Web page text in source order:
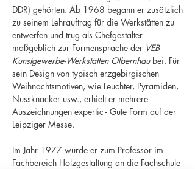
DDR) gehörten. Ab 1968 begann er zusätzlich
zu seinem Lehrauftrag für die Werkstätten zu
entwerfen und trug als Chefgestalter
maßgeblich zur Formensprache der VEB
Kunstgewerbe-Werkstätten Olbernhaubei. Für
sein Design von typisch erzgebirgischen
Weihnachtsmotiven, wie Leuchter, Pyramiden,
Nussknacker usw., erhielt er mehrere
Auszeichnungen expertic - Gute Form auf der
Leipziger Messe.
Im Jahr 1977 wurde er zum Professor im
Fachbereich Holzgestaltung an die Fachschule